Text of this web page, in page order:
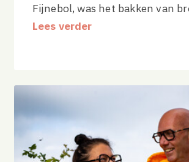
Fijnebol, was het bakken van
Lees verder